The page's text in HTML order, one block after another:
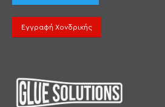
Εγγραφή Χονδρικής